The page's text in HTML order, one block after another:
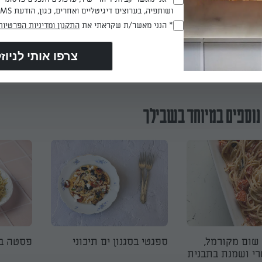
הכנת? כאן מדרגים
במיוחד בשבילך
מקורמל,
ושמנת בתבנית
ספגטי בסגנון ים תיכוני פסטה
ושותפיה, בערוצים דיגיטליים ואחרים, כגון, הודעת SMS וואטסאפ, מייל
(חובה)
* הנני מאשר/ת שקראתי את התקנון ומדיניות